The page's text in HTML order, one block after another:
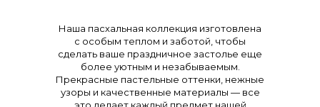
Наша пасхальная коллекция изготовлена
с особым теплом и заботой, чтобы
сделать ваше праздничное застолье еще
более уютным и незабываемым.
Прекрасные пастельные оттенки, нежные
узоры и качественные материалы — все